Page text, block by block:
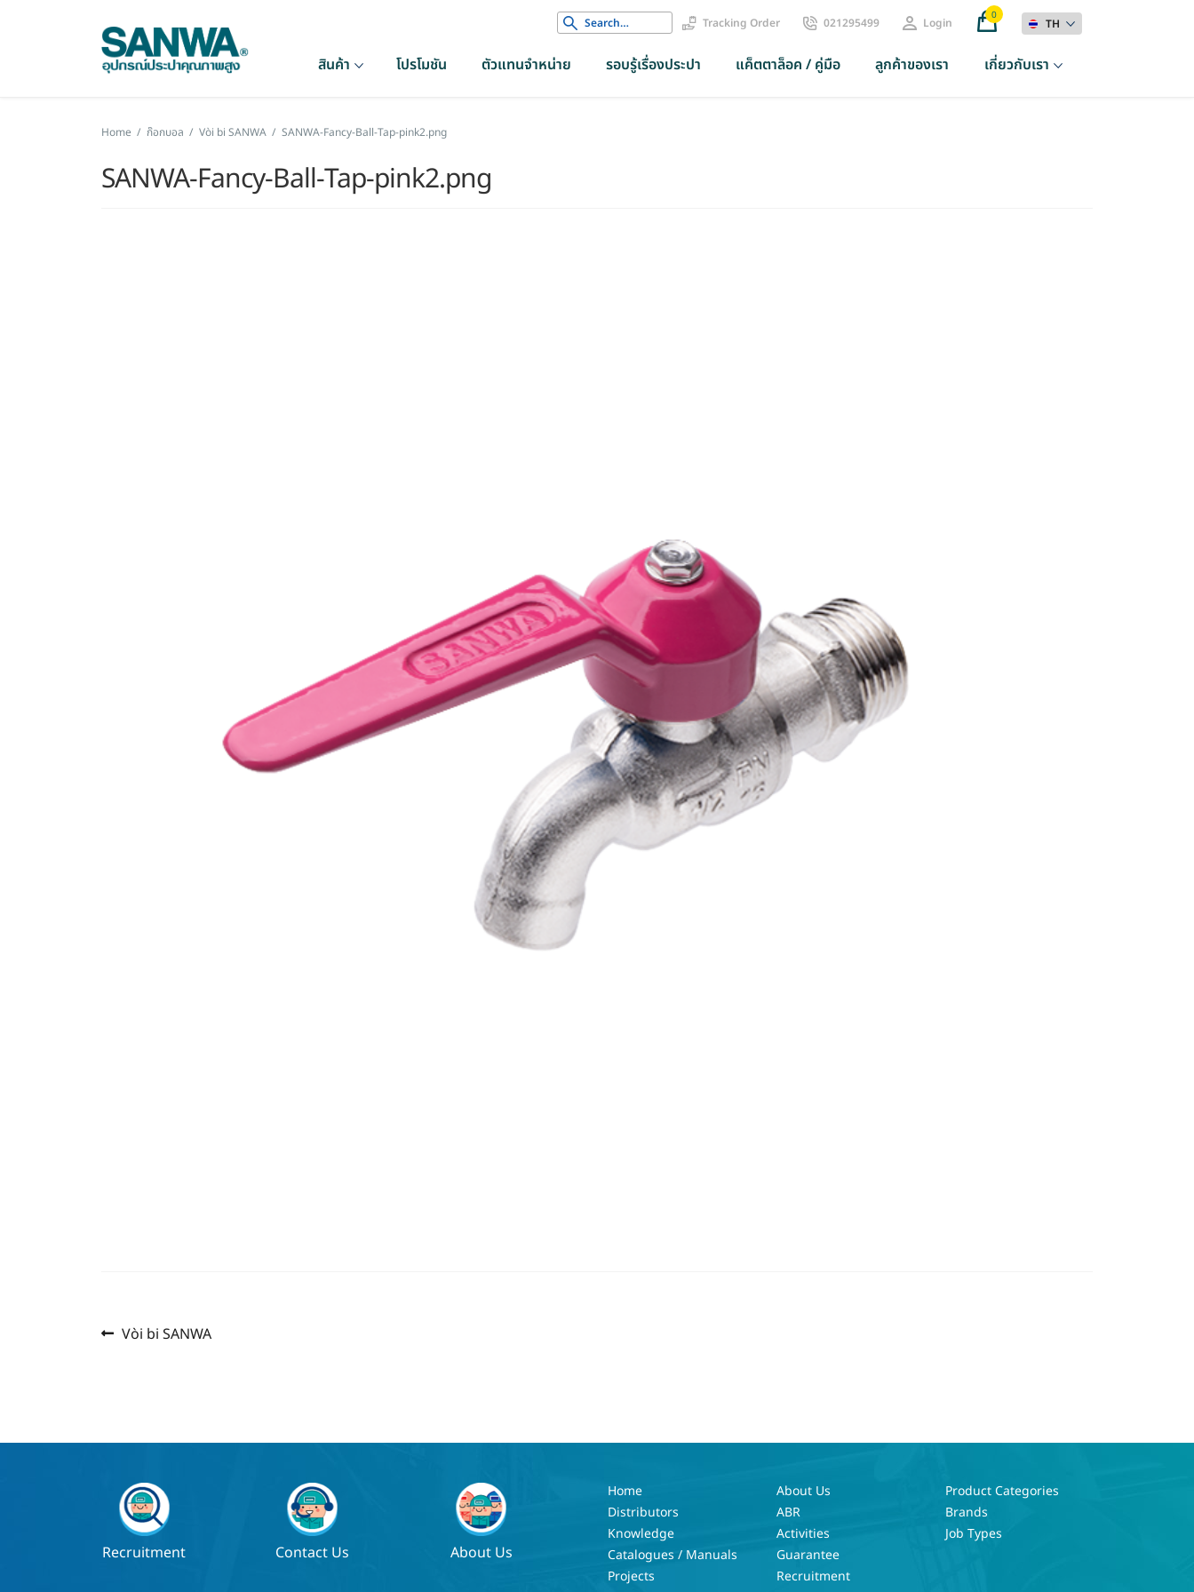
Search
for:
Tracking Order 021295499 Login 0
TH
สินค้า โปรโมชัน ตัวแทนจำหน่าย รอบรู้เรื่องประปา แค็ตตาล็อค / คู่มือ ลูกค้าของเรา เกี่ยวกับเรา
Home / ก๊อกบอล / Vòi bi SANWA / SANWA-Fancy-Ball-Tap-pink2.png
SANWA-Fancy-Ball-Tap-pink2.png
แนะแนว
Previous
Vòi bi SANWA
Recruitment Contact Us About Us
Home
Distributors
Knowledge
Catalogues / Manuals
Projects
About Us
ABR
Activities
Guarantee
Recruitment
Product Categories
Brands
Job Types